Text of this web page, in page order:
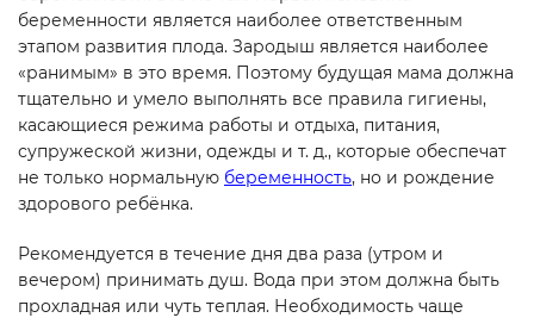
беременности является наиболее ответственным
этапом развития плода. Зародыш является наиболее
«ранимым» в это время. Поэтому будущая мама должна
тщательно и умело выполнять все правила гигиены,
касающиеся режима работы и отдыха, питания,
супружеской жизни, одежды и т. д., которые обеспечат
не только нормальную беременность, но и рождение
здорового ребёнка.
Рекомендуется в течение дня два раза (утром и
вечером) принимать душ. Вода при этом должна быть
прохладная или чуть теплая. Необходимость чаще